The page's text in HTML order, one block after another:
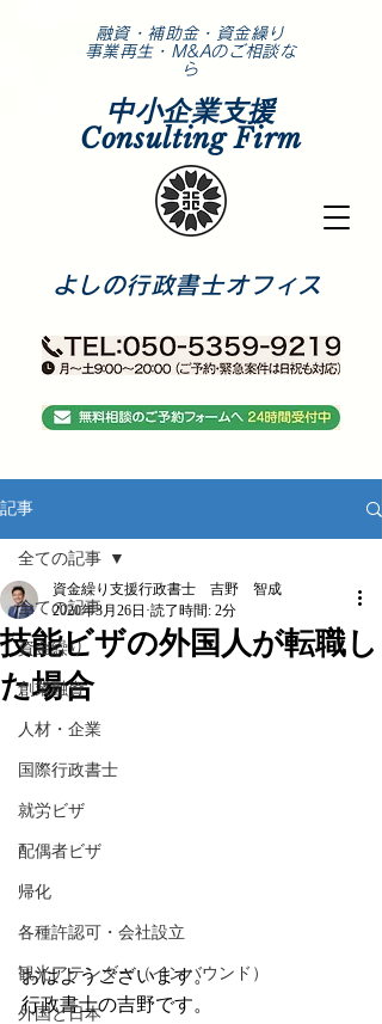
​融資・補助金・資金繰り
事業再生・M&Aのご相談な
ら
中小企業支援
Consulting Firm
​よしの行政書士オフィス
記事
全ての記事
資金繰り
創業融資
人材・企業
国際行政書士
就労ビザ
配偶者ビザ
帰化
各種許認可・会社設立
観光アテンダー（インバウンド）
外国と日本
全ての記事
技能ビザの外国人が転職し
た場合
資金繰り支援行政書士 吉野 智成
2020年3月26日 読了時間: 2分
おはようございます。
行政書士の吉野です。